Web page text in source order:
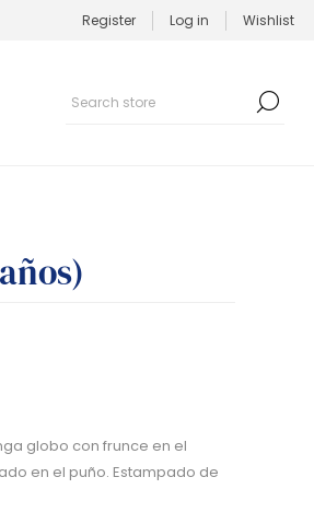
Register Log in Wishlist
globo con frunce en el
en el puño. Estampado de